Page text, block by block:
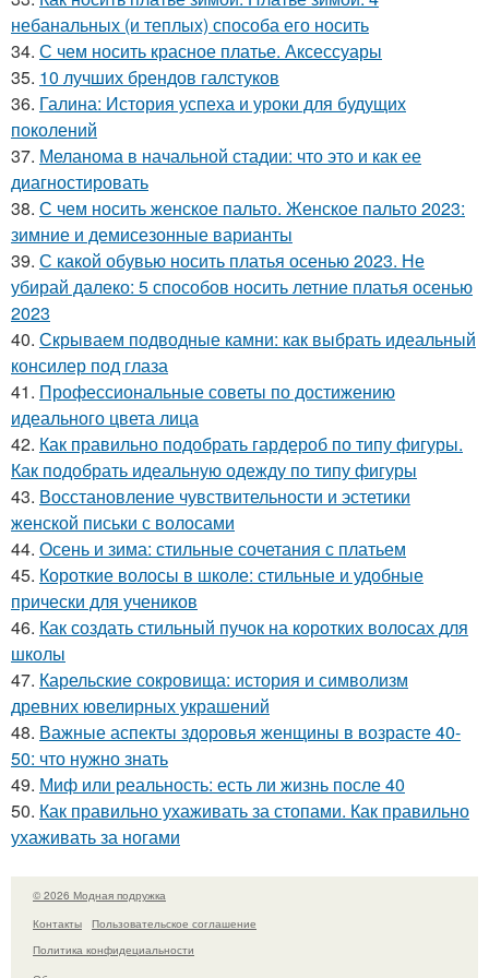
небанальных (и теплых) способа его носить
34. С чем носить красное платье. Аксессуары
35. 10 лучших брендов галстуков
36. Галина: История успеха и уроки для будущих
поколений
37. Меланома в начальной стадии: что это и как ее
диагностировать
38. С чем носить женское пальто. Женское пальто 2023:
зимние и демисезонные варианты
39. С какой обувью носить платья осенью 2023. Не
убирай далеко: 5 способов носить летние платья осенью
2023
40. Скрываем подводные камни: как выбрать идеальный
консилер под глаза
41. Профессиональные советы по достижению
идеального цвета лица
42. Как правильно подобрать гардероб по типу фигуры.
Как подобрать идеальную одежду по типу фигуры
43. Восстановление чувствительности и эстетики
женской письки с волосами
44. Осень и зима: стильные сочетания с платьем
45. Короткие волосы в школе: стильные и удобные
прически для учеников
46. Как создать стильный пучок на коротких волосах для
школы
47. Карельские сокровища: история и символизм
древних ювелирных украшений
48. Важные аспекты здоровья женщины в возрасте 40-
50: что нужно знать
49. Миф или реальность: есть ли жизнь после 40
50. Как правильно ухаживать за стопами. Как правильно
ухаживать за ногами
© 2026 Модная подружка
Контакты
Пользовательское соглашение
Политика конфидециальности